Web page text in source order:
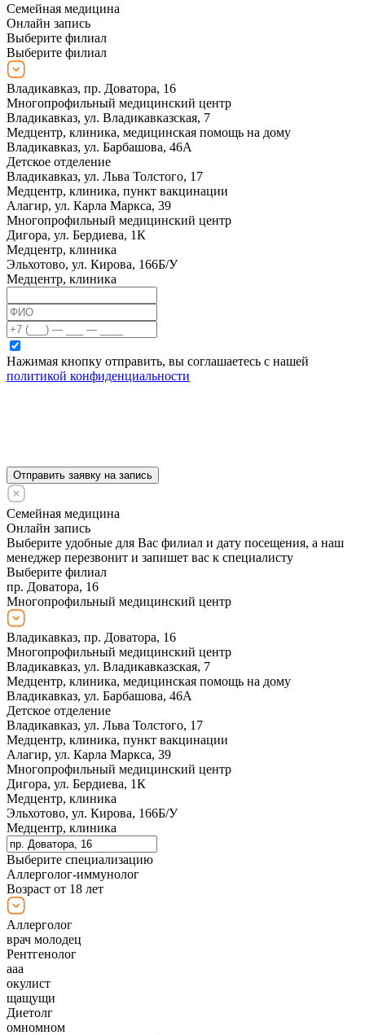
Семейная медицина
Онлайн запись
Выберите филиал
Выберите филиал
Владикавказ, пр. Доватора, 16
Многопрофильный медицинский центр
Владикавказ, ул. Владикавказская, 7
Медцентр, клиника, медицинская помощь на дому
Владикавказ, ул. Барбашова, 46А
Детское отделение
Владикавказ, ул. Льва Толстого, 17
Медцентр, клиника, пункт вакцинации
Алагир, ул. Карла Маркса, 39
Многопрофильный медицинский центр
Дигора, ул. Бердиева, 1К
Медцентр, клиника
Эльхотово, ул. Кирова, 166Б/У
Медцентр, клиника
Нажимая кнопку отправить, вы соглашаетесь с нашей
политикой конфиденциальности
Отправить заявку на запись
Семейная медицина
Онлайн запись
Выберите удобные для Вас филиал и дату посещения, а наш
менеджер перезвонит и запишет вас к специалисту
Выберите филиал
пр. Доватора, 16
Многопрофильный медицинский центр
Владикавказ, пр. Доватора, 16
Многопрофильный медицинский центр
Владикавказ, ул. Владикавказская, 7
Медцентр, клиника, медицинская помощь на дому
Владикавказ, ул. Барбашова, 46А
Детское отделение
Владикавказ, ул. Льва Толстого, 17
Медцентр, клиника, пункт вакцинации
Алагир, ул. Карла Маркса, 39
Многопрофильный медицинский центр
Дигора, ул. Бердиева, 1К
Медцентр, клиника
Эльхотово, ул. Кирова, 166Б/У
Медцентр, клиника
Выберите специализацию
Аллерголог-иммунолог
Возраст от 18 лет
Аллерголог
врач молодец
Рентгенолог
ааа
окулист
щащущи
Диетолг
омномном